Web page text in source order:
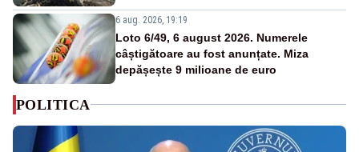
6 aug. 2026, 19:19
Loto 6/49, 6 august 2026. Numerele
câștigătoare au fost anunțate. Miza
depășește 9 milioane de euro
POLITICA